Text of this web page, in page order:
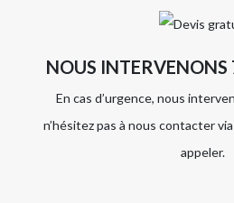
NOUS
En cas d’urgence, nous
n’hésitez pas à nous contacter
appeler.